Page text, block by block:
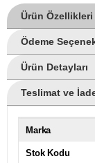
Ürün Özellikleri
Ödeme
Ürün Detayları
Teslimat ve
Marka
Stok Kodu